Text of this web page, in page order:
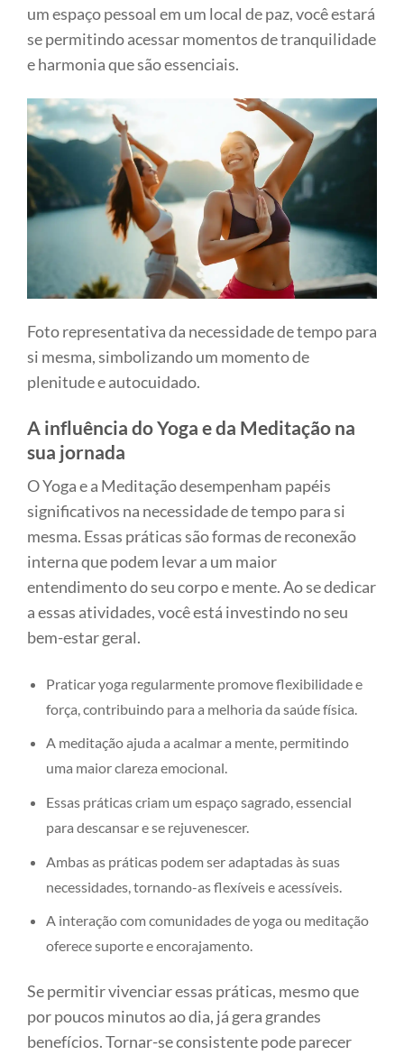
um espaço pessoal em um local de paz, você estará
se permitindo acessar momentos de tranquilidade
e harmonia que são essenciais.
Foto representativa da necessidade de tempo para
si mesma, simbolizando um momento de
plenitude e autocuidado.
A influência do Yoga e da Meditação na
sua jornada
O Yoga e a Meditação desempenham papéis
significativos na necessidade de tempo para si
mesma. Essas práticas são formas de reconexão
interna que podem levar a um maior
entendimento do seu corpo e mente. Ao se dedicar
a essas atividades, você está investindo no seu
bem-estar geral.
Praticar yoga regularmente promove flexibilidade e
força, contribuindo para a melhoria da saúde física.
A meditação ajuda a acalmar a mente, permitindo
uma maior clareza emocional.
Essas práticas criam um espaço sagrado, essencial
para descansar e se rejuvenescer.
Ambas as práticas podem ser adaptadas às suas
necessidades, tornando-as flexíveis e acessíveis.
A interação com comunidades de yoga ou meditação
oferece suporte e encorajamento.
Se permitir vivenciar essas práticas, mesmo que
por poucos minutos ao dia, já gera grandes
benefícios. Tornar-se consistente pode parecer